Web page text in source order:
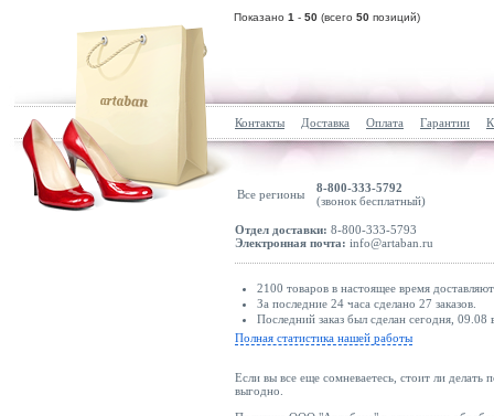
Показано 1 - 50 (всего 50 позиций)
Контакты Доставка Оплата Гарантии
Все регионы
8-800-333-5792
(звонок бесплатный)
Отдел доставки: 8-800-333-5793
Электронная почта: info@artaban.ru
2100 товаров в настоящее время
За последние 24 часа сделано 27 заказов.
Последний заказ был сделан сегодня,
Полная статистика нашей работы
Если вы все еще сомневаетесь, стоит ли делать
выгодно.